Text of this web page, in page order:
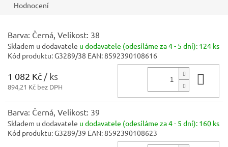
Hodnocení
Barva: Černá, Velikost: 38
Skladem u dodavatele u dodavatele (odesíláme za 4 - 5 dní): 124 ks
Kód produktu:G3289/38 EAN:8592390108616
1 082 Kč / ks
894,21 Kč bez DPH
Barva: Černá, Velikost: 39
Skladem u dodavatele u dodavatele (odesíláme za 4 - 5 dní): 160 ks
Kód produktu:G3289/39 EAN:8592390108623